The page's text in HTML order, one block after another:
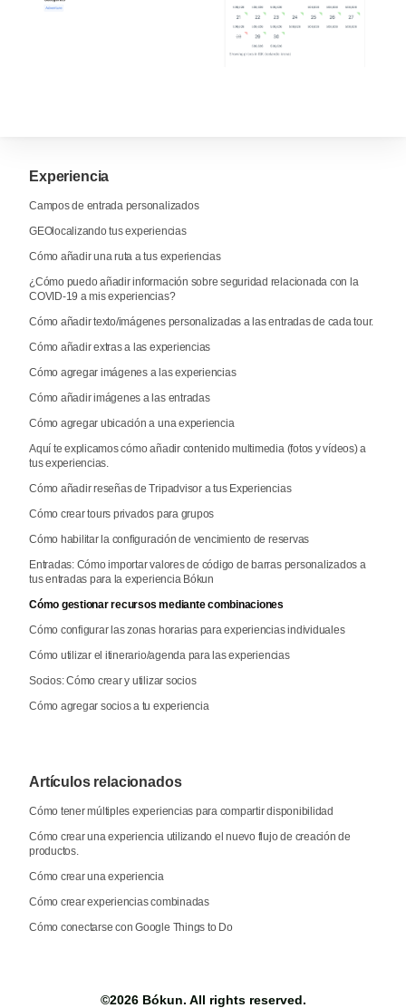
Experiencia
Campos de entrada personalizados
GEOlocalizando tus experiencias
Cómo añadir una ruta a tus experiencias
¿Cómo puedo añadir información sobre seguridad relacionada con la
COVID-19 a mis experiencias?
Cómo añadir texto/imágenes personalizadas a las entradas de cada tour.
Cómo añadir extras a las experiencias
Cómo agregar imágenes a las experiencias
Cómo añadir imágenes a las entradas
Cómo agregar ubicación a una experiencia
Aquí te explicamos cómo añadir contenido multimedia (fotos y vídeos) a
tus experiencias.
Cómo añadir reseñas de Tripadvisor a tus Experiencias
Cómo crear tours privados para grupos
Cómo habilitar la configuración de vencimiento de reservas
Entradas: Cómo importar valores de código de barras personalizados a
tus entradas para la experiencia Bókun
Cómo gestionar recursos mediante combinaciones
Cómo configurar las zonas horarias para experiencias individuales
Cómo utilizar el itinerario/agenda para las experiencias
Socios: Cómo crear y utilizar socios
Cómo agregar socios a tu experiencia
Artículos relacionados
Cómo tener múltiples experiencias para compartir disponibilidad
Cómo crear una experiencia utilizando el nuevo flujo de creación de
productos.
Cómo crear una experiencia
Cómo crear experiencias combinadas
Cómo conectarse con Google Things to Do
©2026 Bókun. All rights reserved.